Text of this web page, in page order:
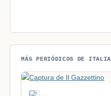
MÁS PERIÓDICOS DE ITALIA